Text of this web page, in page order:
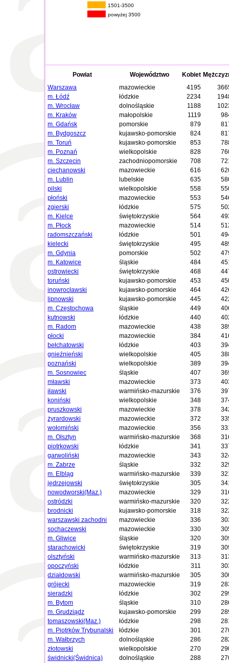
1501-3500
powyżej 3500
Powiat Województwo Kobiet
Warszawa
mazowieckie 4195
m. Łódź
łódzkie 2234
m. Wrocław
dolnośląskie 1188
m. Kraków
małopolskie 1119
m. Gdańsk
pomorskie 879
m. Bydgoszcz
kujawsko-pomorskie 824
m. Toruń
kujawsko-pomorskie 853
m. Poznań
wielkopolskie 828
m. Szczecin
zachodniopomorskie 708
ciechanowski
mazowieckie 616
m. Lublin
lubelskie 635
pilski
wielkopolskie 558
płoński
mazowieckie 553
zgierski
łódzkie 575
m. Kielce
świętokrzyskie 564
m. Płock
mazowieckie 514
radomszczański
łódzkie 501
kielecki
świętokrzyskie 495
m. Gdynia
pomorskie 502
m. Katowice
śląskie 484
ostrowiecki
świętokrzyskie 468
toruński
kujawsko-pomorskie 453
inowrocławski
kujawsko-pomorskie 464
lipnowski
kujawsko-pomorskie 445
m. Częstochowa
śląskie 449
kutnowski
łódzkie 440
m. Radom
mazowieckie 438
płocki
mazowieckie 384
bełchatowski
łódzkie 403
gnieźnieński
wielkopolskie 405
poznański
wielkopolskie 389
m. Sosnowiec
śląskie 407
mławski
mazowieckie 373
iławski
warmińsko-mazurskie 376
koniński
wielkopolskie 348
pruszkowski
mazowieckie 378
żyrardowski
mazowieckie 372
wołomiński
mazowieckie 356
m. Olsztyn
warmińsko-mazurskie 368
piotrkowski
łódzkie 341
garwoliński
mazowieckie 343
m. Zabrze
śląskie 332
m. Elbląg
warmińsko-mazurskie 339
jędrzejowski
świętokrzyskie 305
nowodworski(Maz.)
mazowieckie 329
ostródzki
warmińsko-mazurskie 320
brodnicki
kujawsko-pomorskie 318
warszawski zachodni
mazowieckie 336
sochaczewski
mazowieckie 330
m. Gliwice
śląskie 320
starachowicki
świętokrzyskie 319
olsztyński
warmińsko-mazurskie 313
opoczyński
łódzkie 311
działdowski
warmińsko-mazurskie 305
grójecki
mazowieckie 319
sieradzki
łódzkie 302
m. Bytom
śląskie 310
m. Grudziądz
kujawsko-pomorskie 299
tomaszowski(Maz.)
łódzkie 298
m. Piotrków Trybunalski
łódzkie 301
m. Wałbrzych
dolnośląskie 286
złotowski
wielkopolskie 270
świdnicki(Świdnica)
dolnośląskie 288